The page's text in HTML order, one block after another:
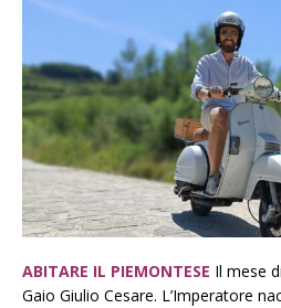
ABITARE IL PIEMONTESE Il mese
Gaio Giulio Cesare. L’Imperatore